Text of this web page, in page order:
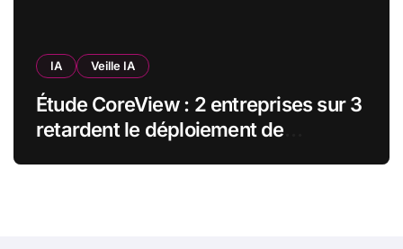
IA Veille IA
Étude CoreView : 2 entreprises sur 3
retardent le déploiement de